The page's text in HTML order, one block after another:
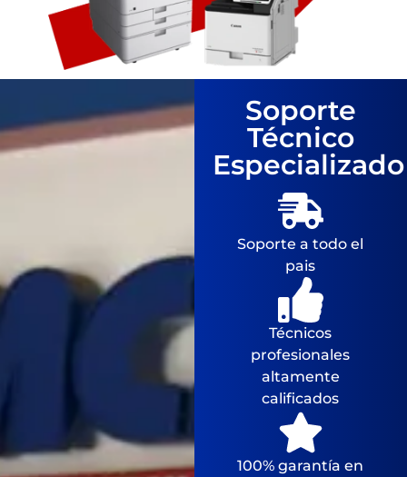
Soporte
Técnico
Especializado
Soporte a todo el
pais
Técnicos
profesionales
altamente
calificados
100% garantía en